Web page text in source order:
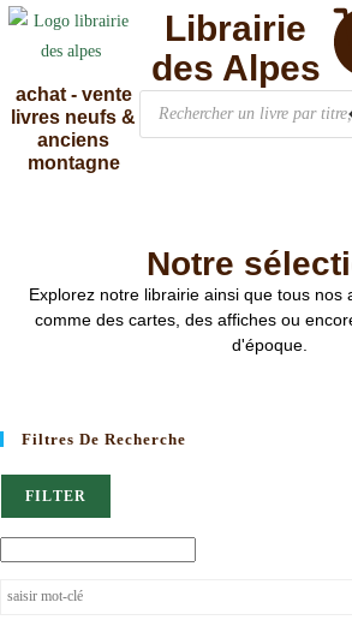
achat - vente
livres neufs &
anciens
montagne
Librairie
des Alpes
Notre
Explorez notre librairie ainsi que tous nos
comme des cartes, des affiches ou
d'époque.
Filtres De Recherche
FILTER